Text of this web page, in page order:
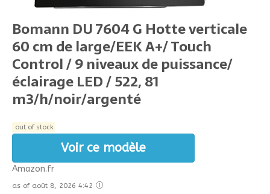
Bomann DU 7604 G Hotte verticale
60 cm de large/EEK A+/ Touch
Control / 9 niveaux de puissance/
éclairage LED / 522, 81
m3/h/noir/argenté
out of stock
Voir ce modèle
Amazon.fr
as of août 8, 2026 4:42